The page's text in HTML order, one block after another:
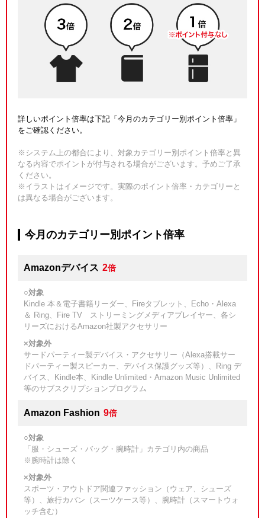
詳しいポイント倍率は下記「今月のカテゴリー別ポイント倍率」
をご確認ください。
※システム上の都合により、対象カテゴリー別ポイント倍率と異
なる内容でポイントが付与される場合がございます。予めご了承
ください。
※イラストはイメージです。実際のポイント倍率・カテゴリーと
は異なる場合がございます。
今月のカテゴリー別ポイント倍率
Amazonデバイス 2倍
○対象
Kindle 本＆電子書籍リーダー、Fireタブレット、Echo・Alexa
＆ Ring、Fire TV ストリーミングメディアプレイヤー、各シ
リーズにおけるAmazon社製アクセサリー
×対象外
サードパーティー製デバイス・アクセサリー（Alexa搭載サー
ドパーティー製スピーカー、デバイス保護グッズ等）、Ring デ
バイス、Kindle本、Kindle Unlimited・Amazon Music Unlimited
等のサブスクリプションプログラム
Amazon Fashion 9倍
○対象
「服・シューズ・バッグ・腕時計」カテゴリ内の商品
※腕時計は除く
×対象外
スポーツ・アウトドア関連ファッション（ウェア、シューズ
等）、旅行カバン（スーツケース等）、腕時計（スマートウォ
ッチ含む）